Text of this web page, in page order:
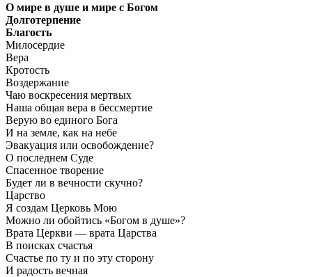
О мире в душе и мире с Богом
Долготерпение
Благость
Милосердие
Вера
Кротость
Воздержание
Чаю воскресения мертвых
Наша общая вера в бессмертие
Верую во единого Бога
И на земле, как на небе
Эвакуация или освобождение?
О последнем Суде
Спасенное творение
Будет ли в вечности скучно?
Царство
Я создам Церковь Мою
Можно ли обойтись «Богом в душе»?
Врата Церкви — врата Царства
В поисках счастья
Счастье по ту и по эту сторону
И радость вечная